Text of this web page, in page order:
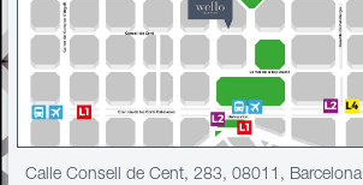
Calle Consell de Cent, 283, 08011, Barcelona